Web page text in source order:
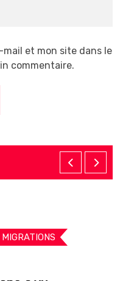
et mon site dans le
commentaire.
MIGRATIONS